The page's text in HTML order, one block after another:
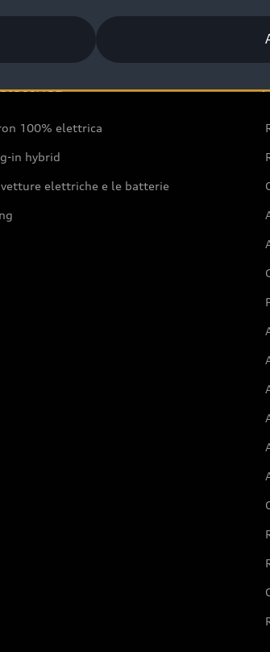
100% elettrica
in hybrid
elettriche e le batterie